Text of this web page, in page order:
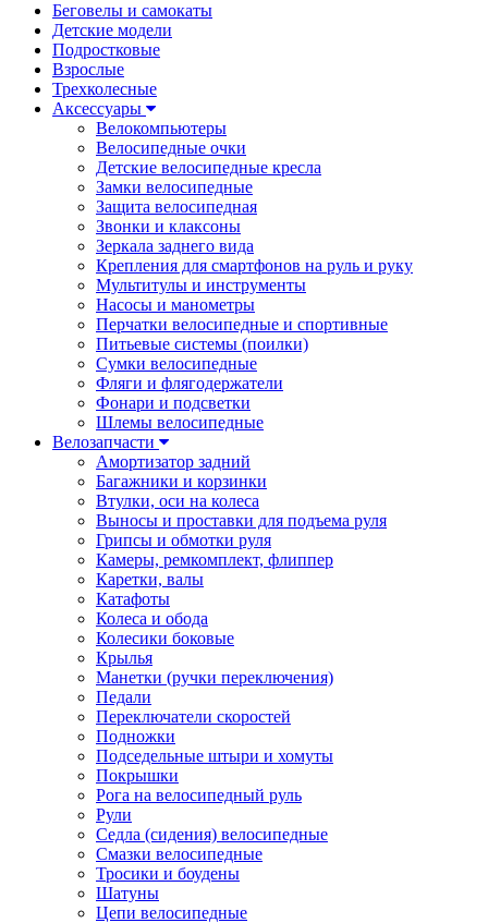
Беговелы и самокаты
Детские модели
Подростковые
Взрослые
Трехколесные
Аксессуары
Велокомпьютеры
Велосипедные очки
Детские велосипедные кресла
Замки велосипедные
Защита велосипедная
Звонки и клаксоны
Зеркала заднего вида
Крепления для смартфонов на руль и руку
Мультитулы и инструменты
Насосы и манометры
Перчатки велосипедные и спортивные
Питьевые системы (поилки)
Сумки велосипедные
Фляги и флягодержатели
Фонари и подсветки
Шлемы велосипедные
Велозапчасти
Амортизатор задний
Багажники и корзинки
Втулки, оси на колеса
Выносы и проставки для подъема руля
Грипсы и обмотки руля
Камеры, ремкомплект, флиппер
Каретки, валы
Катафоты
Колеса и обода
Колесики боковые
Крылья
Манетки (ручки переключения)
Педали
Переключатели скоростей
Подножки
Подседельные штыри и хомуты
Покрышки
Рога на велосипедный руль
Рули
Седла (сидения) велосипедные
Смазки велосипедные
Тросики и боудены
Шатуны
Цепи велосипедные